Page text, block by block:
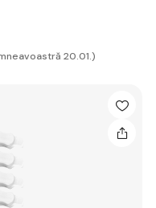
20.01.)